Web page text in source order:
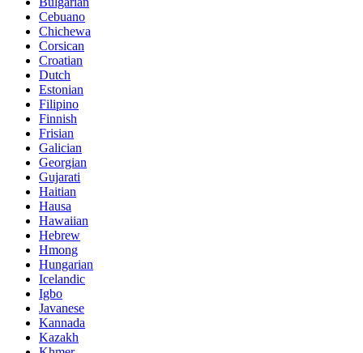
Cebuano
Chichewa
Corsican
Croatian
Dutch
Estonian
Filipino
Finnish
Frisian
Galician
Georgian
Gujarati
Haitian
Hausa
Hawaiian
Hebrew
Hmong
Hungarian
Icelandic
Igbo
Javanese
Kannada
Kazakh